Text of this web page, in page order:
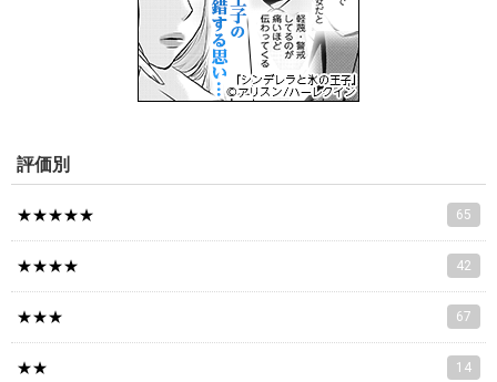
評価別
★★★★★ 65
★★★★ 42
★★★ 67
★★ 14